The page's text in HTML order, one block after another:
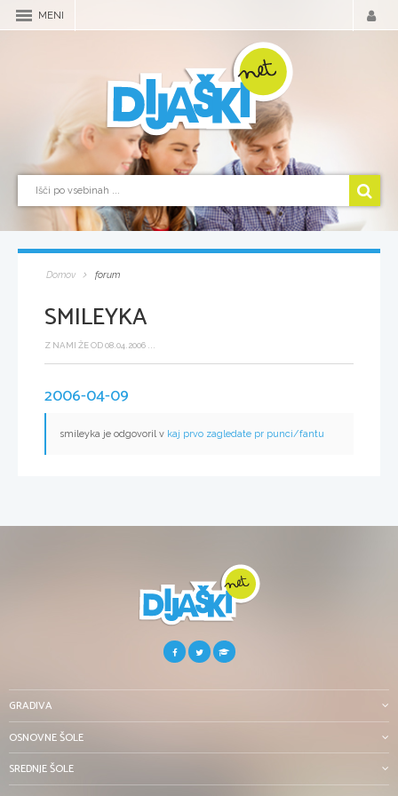
MENI
Domov forum
SMILEYKA
Z NAMI ŽE OD 08.04.2006 ...
2006-04-09
smileyka je odgovoril v kaj prvo zagledate pr punci/fantu
GRADIVA
OSNOVNE ŠOLE
SREDNJE ŠOLE